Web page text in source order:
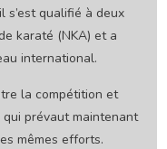
s’est qualifié à deux
karaté (NKA) et a
international.
la compétition et
qui prévaut maintenant
mêmes efforts.